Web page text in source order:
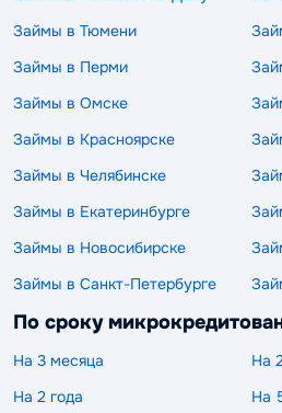
Займы в Тюмени
Займы в Перми
Займы в Омске
Займы в Красноярске
Займы в Челябинске
Займы в Екатеринбурге
Займы в Новосибирске
Займы в Санкт-Петербурге
По сроку
На 3 месяца
На
На 2 года
На